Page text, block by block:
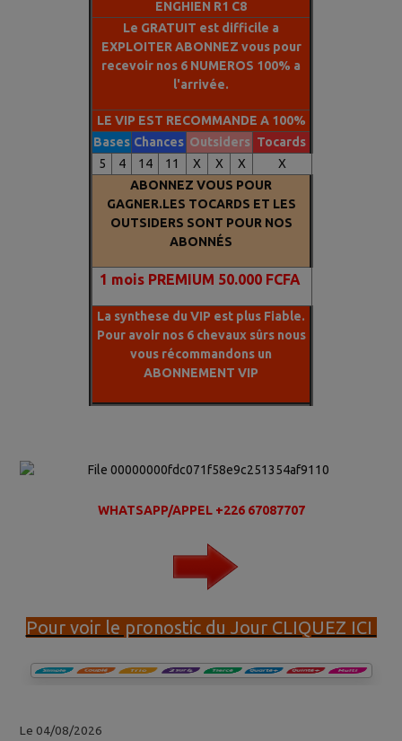
ENGHIEN R1 C8
Le GRATUIT est difficile a
EXPLOITER ABONNEZ vous pour
recevoir nos 6 NUMEROS 100% a
l'arrivée.
LE VIP EST RECOMMANDE A 100%
Bases Chances Outsiders Tocards
5
4 14 11 X X X
X
ABONNEZ VOUS POUR
GAGNER.LES TOCARDS ET LES
OUTSIDERS SONT POUR NOS
ABONNÉS
1 mois PREMIUM 50.000 FCFA
La synthese du VIP est plus Fiable.
Pour avoir nos 6 chevaux sûrs nous
vous récommandons un
ABONNEMENT VIP
WHATSAPP/APPEL +226 67087707
Pour voir le pronostic du Jour CLIQUEZ ICI
Le 04/08/2026